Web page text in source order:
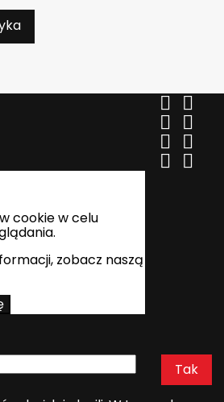
 
 
 
 
cookie w celu
zobacz naszą